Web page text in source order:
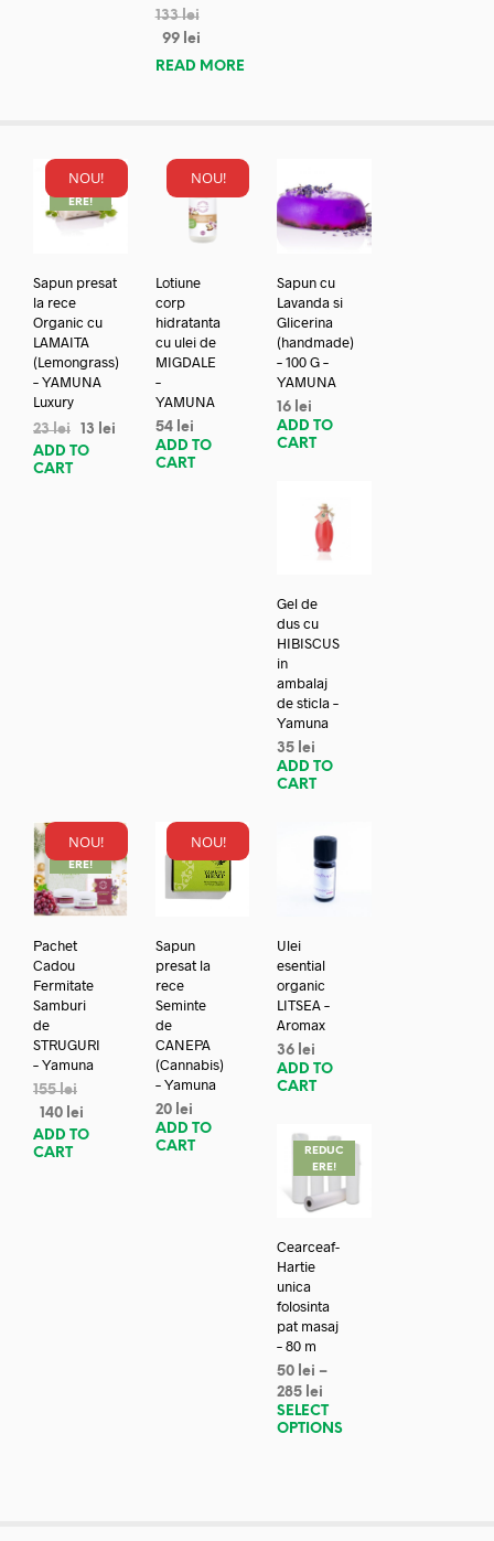
133lei
99 lei
READ MORE
NOU!
REDUC
ERE!
Sapun presat
la rece
Organic cu
LAMAITA
(Lemongrass)
– YAMUNA
Luxury
23lei 13
lei
ADD TO
CART
NOU!
Lotiune
corp
hidratanta
cu ulei de
MIGDALE
–
YAMUNA
54 lei
ADD TO
CART
Sapun cu
Lavanda si
Glicerina
(handmade)
– 100 G –
YAMUNA
16 lei
ADD TO
CART
Gel de
dus cu
HIBISCUS
in
ambalaj
de sticla –
Yamuna
35 lei
ADD TO
CART
NOU!
REDUC
ERE!
Pachet
Cadou
Fermitate
Samburi
de
STRUGURI
– Yamuna
155lei
140 lei
ADD TO
CART
NOU!
Sapun
presat la
rece
Seminte
de
CANEPA
(Cannabis)
– Yamuna
20 lei
ADD TO
CART
Ulei
esential
organic
LITSEA –
Aromax
36 lei
ADD TO
CART
REDUC
ERE!
Cearceaf-
Hartie
unica
folosinta
pat masaj
– 80 m
50 lei –
285 lei
SELECT
OPTIONS